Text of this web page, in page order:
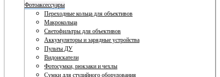
Фотоаксессуары
Переходные кольца для объективов
Макрокольца
Светофильтры для объективов
Аккумуляторы и зарядные устройства
Пульты ДУ
Видоискатели
Фотосумки, рюкзаки и чехлы
Сумки для студийного оборудования